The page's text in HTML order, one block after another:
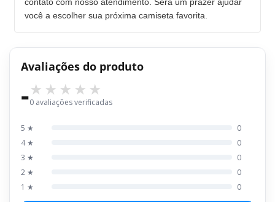
você a escolher sua próxima camiseta favorita.
Avaliações do produto
-0 avaliações verificadas
5 ★
0
4 ★
0
3 ★
0
2 ★
0
1 ★
0